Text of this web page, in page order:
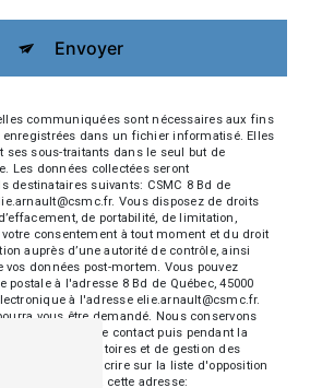
Envoyer
communiquées sont nécessaires aux fins
enregistrées dans un fichier informatisé. Elles
ses sous-traitants dans le seul but de
Les données collectées seront
destinataires suivants: CSMC 8 Bd de
Vous disposez de droits
de portabilité, de limitation,
votre consentement à tout moment et du droit
auprès d’une autorité de contrôle, ainsi
vos données post-mortem. Vous pouvez
postale à l'adresse 8 Bd de Québec, 45000
à l'adresse elie.arnault@csmc.fr.
vous être demandé. Nous conservons
de prise de contact puis pendant la
aux fins probatoires et de gestion des
droit de vous inscrire sur la liste d'opposition
disponible à cette adresse: